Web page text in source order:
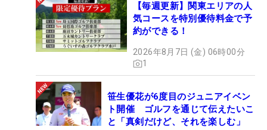
【毎週更新】関東エリアの人
気コースを特別優待料金で予
約ができる！
2026年8月7日 (金) 06時00分
1
笹生優花が6度目のジュニアイベン
ト開催 ゴルフを通じて伝えたいこ
と「真剣だけど、それを楽しむ」